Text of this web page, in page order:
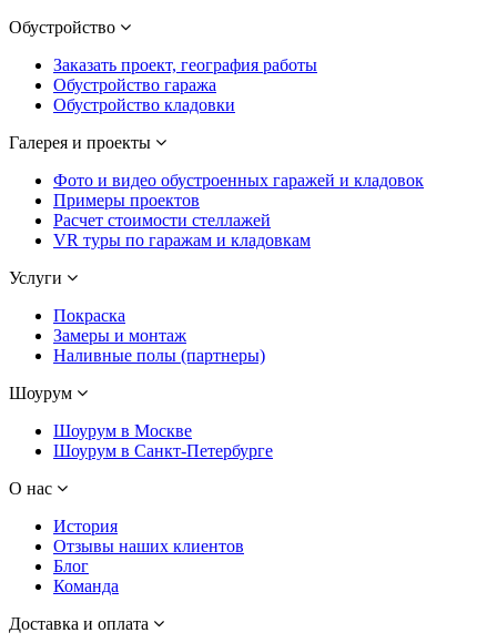
Обустройство
Заказать проект, география работы
Обустройство гаража
Обустройство кладовки
Галерея и проекты
Фото и видео обустроенных гаражей и кладовок
Примеры проектов
Расчет стоимости стеллажей
VR туры по гаражам и кладовкам
Услуги
Покраска
Замеры и монтаж
Наливные полы (партнеры)
Шоурум
Шоурум в Москве
Шоурум в Санкт-Петербурге
О нас
История
Отзывы наших клиентов
Блог
Команда
Доставка и оплата